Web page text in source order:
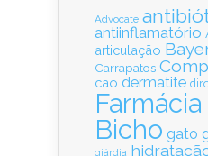
Advocate
antiinflamatório
articulação
Carrapatos
cão dermatite
Bicho gato
giárdia